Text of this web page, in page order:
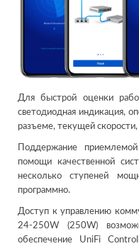
Для быстрой оценки
светодиодная индикация,
разъеме, текущей
Поддержание
помощи качественной
несколько ступеней
программно.
Доступ к управлению
24-250W (250W)
обеспечение UniFi